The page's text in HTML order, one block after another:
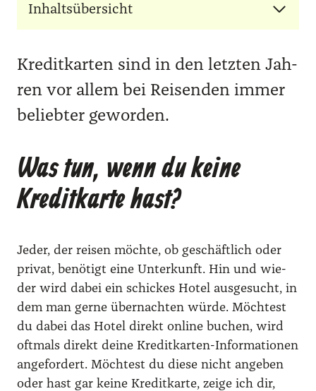
Inhaltsübersicht
Kre­dit­kar­ten sind in den letz­ten Jah­
ren vor allem bei Rei­sen­den immer
belieb­ter gewor­den.
Was tun, wenn du keine
Kreditkarte hast?
Jeder, der rei­sen möch­te, ob geschäft­lich oder
pri­vat, benö­tigt eine Unter­kunft. Hin und wie­
der wird dabei ein schi­ckes Hotel aus­ge­sucht, in
dem man ger­ne über­nach­ten wür­de. Möch­test
du dabei das Hotel direkt online buchen, wird
oft­mals direkt dei­ne Kre­dit­kar­ten-Infor­ma­tio­nen
ange­for­dert. Möch­test du die­se nicht ange­ben
oder hast gar kei­ne Kre­dit­kar­te, zei­ge ich dir,